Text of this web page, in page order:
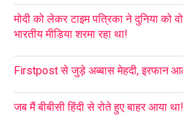
मोदी को लेकर टाइम पत्रिका ने दुनिया को
भारतीय मीडिया शरमा रहा था!
Firstpost से जुड़े अब्बास मेहदी, इरफान
जब मैं बीबीसी हिंदी से रोते हुए बाहर आया था!